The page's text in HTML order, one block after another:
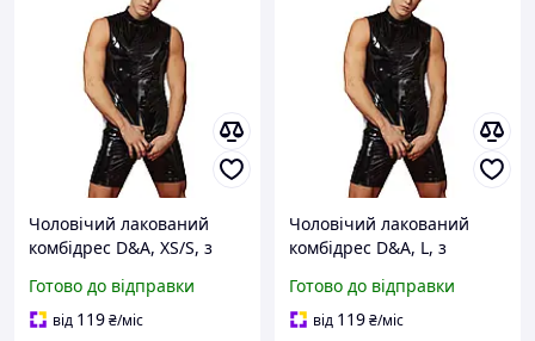
Чоловічий лакований
комбідрес D&A, XS/S, з
сідниці Еротичні товари
для дорослих
Готово до відправки
від 119₴/міс
Чоловічий лакований
комбідрес D&A, L, з
сідниці Еротичні товари
для дорослих
Готово до відправки
від 119₴/міс